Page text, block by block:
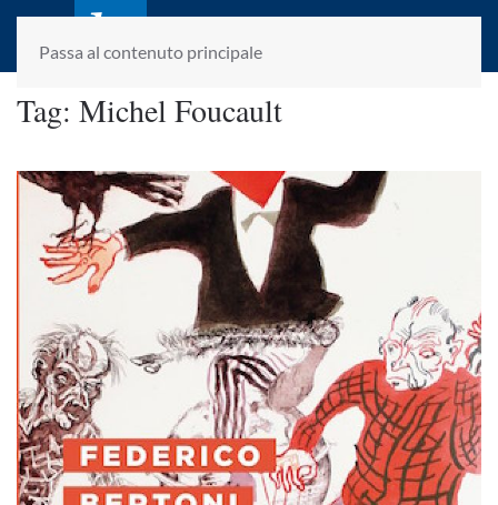
Passa al contenuto principale
laletteraturaenoi.it
fondato da Romano Luperini
Tag: Michel Foucault